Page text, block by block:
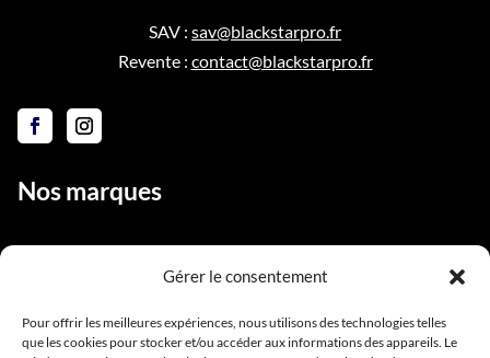
Gérer le consentement
Pour offrir les meilleures expériences, nous utilisons des technologies telles
que les cookies pour stocker et/ou accéder aux informations des appareils. Le
SAV : sav@blackstarpro.fr
Revente : contact@blackstarpro.fr
Nos marques
Notre équipe